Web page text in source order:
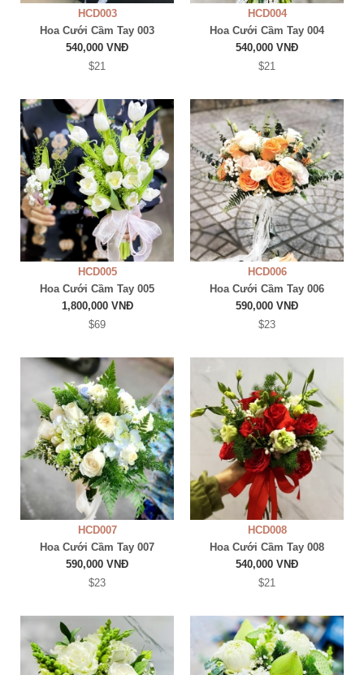
HCD003
Hoa Cưới Cầm Tay 003
540,000 VNĐ
$21
HCD004
Hoa Cưới Cầm Tay 004
540,000 VNĐ
$21
HCD005
Hoa Cưới Cầm Tay 005
1,800,000 VNĐ
$69
HCD006
Hoa Cưới Cầm Tay 006
590,000 VNĐ
$23
HCD007
Hoa Cưới Cầm Tay 007
590,000 VNĐ
$23
HCD008
Hoa Cưới Cầm Tay 008
540,000 VNĐ
$21